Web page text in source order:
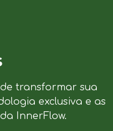
transformar sua
exclusiva e as
InnerFlow.